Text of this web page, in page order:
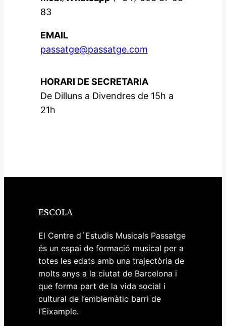
83
EMAIL
passatge@passatge.com
HORARI DE SECRETARIA
De Dilluns a Divendres de 15h a
21h
ESCOLA
El Centre d´Estudis Musicals Passatge
és un espai de formació musical per a
totes les edats amb una trajectòria de
molts anys a la ciutat de Barcelona i
que forma part de la vida social i
cultural de l’emblemàtic barri de
l’Eixample.